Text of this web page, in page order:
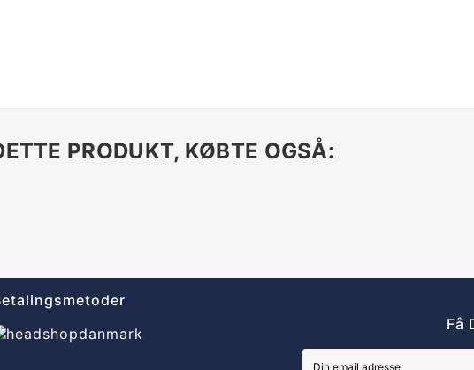
PRODUKT, KØBTE OGSÅ:
Få